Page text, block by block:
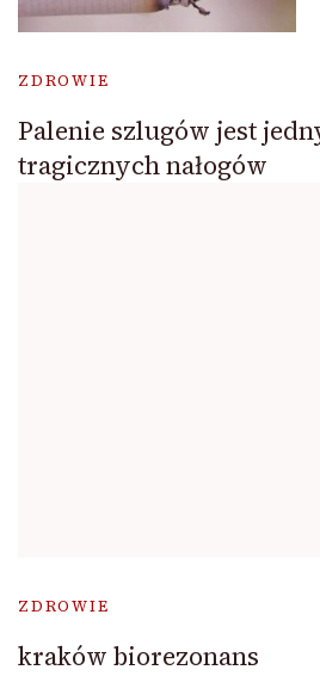
ZDROWIE
Palenie szlugów jest
tragicznych nałogów
ZDROWIE
kraków biorezonans